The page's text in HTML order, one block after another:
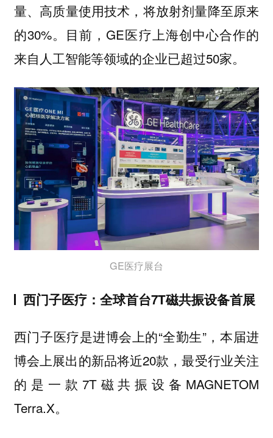
量、高质量使用技术，将放射剂量降至原来
的30%。目前，GE医疗上海创中心合作的
来自人工智能等领域的企业已超过50家。
GE医疗展台
西门子医疗：全球首台7T磁共振设备首展
西门子医疗是进博会上的“全勤生”，本届进
博会上展出的新品将近20款，最受行业关注
的是一款7T磁共振设备MAGNETOM
Terra.X。